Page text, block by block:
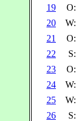
19
O:
20
W:
21
O:
22
S:
23
O:
24
W:
25
W:
26
S: